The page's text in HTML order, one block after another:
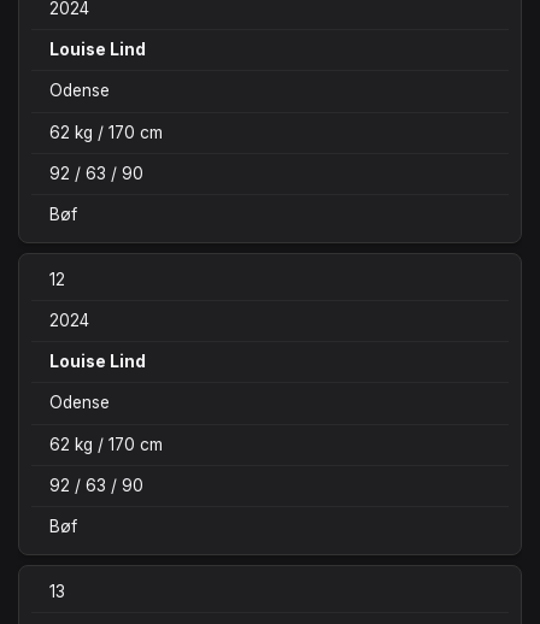
2024
Louise Lind
Odense
62 kg / 170 cm
92 / 63 / 90
Bøf
12
2024
Louise Lind
Odense
62 kg / 170 cm
92 / 63 / 90
Bøf
13